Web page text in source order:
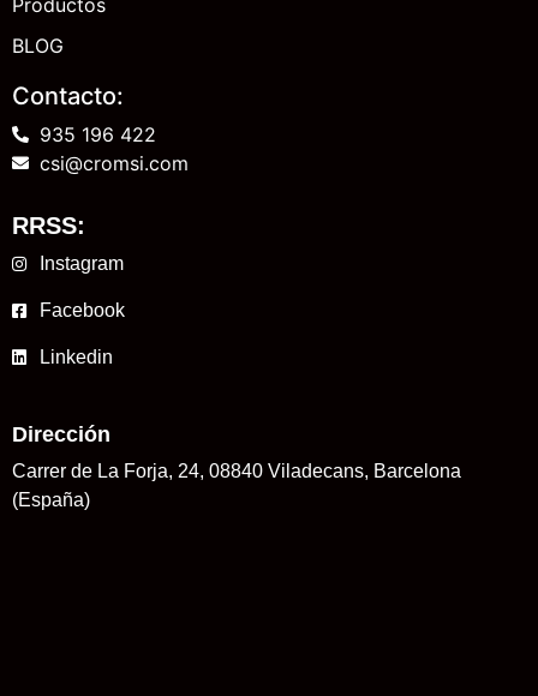
BLOG
Contacto:
935 196 422
csi@cromsi.com
RRSS:
Instagram
Facebook
Linkedin
Dirección
Carrer de La Forja, 24, 08840 Viladecans, Barcelona
(España)